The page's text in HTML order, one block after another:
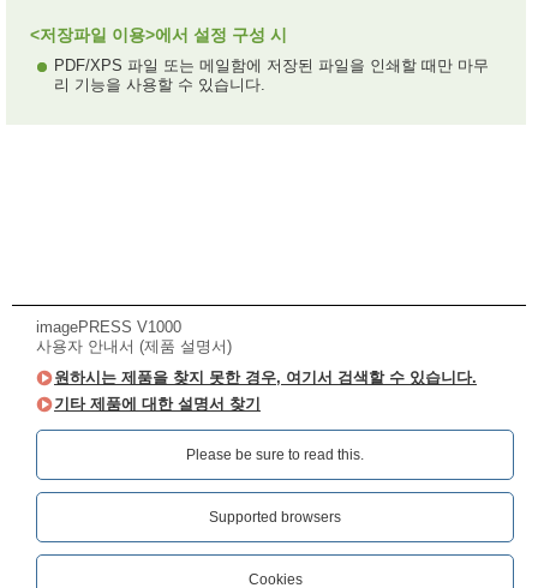
<저장파일 이용>에서 설정 구성 시
PDF/XPS 파일 또는 메일함에 저장된 파일을 인쇄할 때만 마무
리 기능을 사용할 수 있습니다.
imagePRESS V1000
사용자 안내서 (제품 설명서)
원하시는 제품을 찾지 못한 경우, 여기서 검색할 수 있습니다.
기타 제품에 대한 설명서 찾기
Please be sure to read this.‎
Supported browsers
Cookies